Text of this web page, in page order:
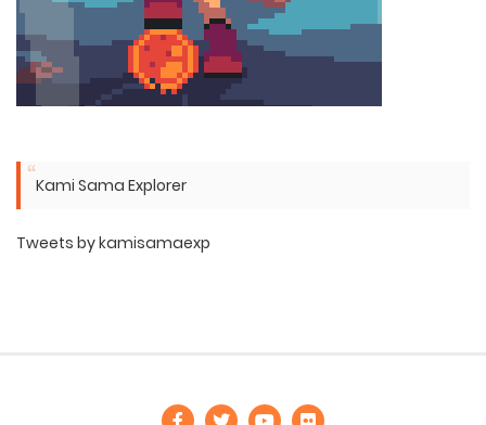
Kami Sama Explorer
Tweets by kamisamaexp